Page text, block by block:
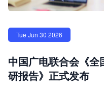
Tue Jun 30 2026
中国广电联合会《
研报告》正式发布